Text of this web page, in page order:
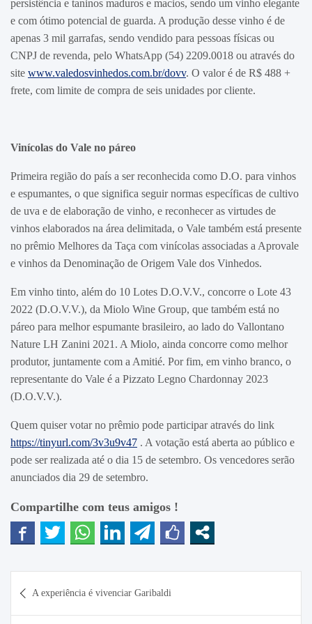
persistência e taninos maduros e macios, sendo um vinho elegante
e com ótimo potencial de guarda. A produção desse vinho é de
apenas 3 mil garrafas, sendo vendido para pessoas físicas ou
CNPJ de revenda, pelo WhatsApp (54) 2209.0018 ou através do
site www.valedosvinhedos.com.br/dovv. O valor é de R$ 488 +
frete, com limite de compra de seis unidades por cliente.
Vinícolas do Vale no páreo
Primeira região do país a ser reconhecida como D.O. para vinhos
e espumantes, o que significa seguir normas específicas de cultivo
de uva e de elaboração de vinho, e reconhecer as virtudes de
vinhos elaborados na área delimitada, o Vale também está presente
no prêmio Melhores da Taça com vinícolas associadas a Aprovale
e vinhos da Denominação de Origem Vale dos Vinhedos.
Em vinho tinto, além do 10 Lotes D.O.V.V., concorre o Lote 43
2022 (D.O.V.V.), da Miolo Wine Group, que também está no
páreo para melhor espumante brasileiro, ao lado do Vallontano
Nature LH Zanini 2021. A Miolo, ainda concorre como melhor
produtor, juntamente com a Amitié. Por fim, em vinho branco, o
representante do Vale é a Pizzato Legno Chardonnay 2023
(D.O.V.V.).
Quem quiser votar no prêmio pode participar através do link
https://tinyurl.com/3v3u9v47 . A votação está aberta ao público e
pode ser realizada até o dia 15 de setembro. Os vencedores serão
anunciados dia 29 de setembro.
Compartilhe com teus amigos !
de
A experiência é vivenciar Garibaldi